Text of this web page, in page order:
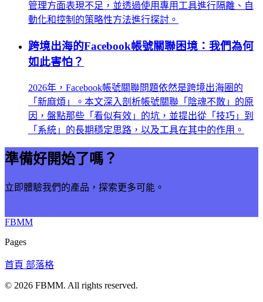
管理方面表現不足，並透過使用專用工具進行隔離、自
動化和控制的策略性方法進行探討。
跨境出海的Facebook帳號關聯困境：我們為何
如此害怕？
2026年，Facebook帳號關聯問題依然是跨境出海圈的
「新麻煩」。本文深入剖析帳號關聯「陰魂不散」的原
因，盤點那些「看似有效」的坑，並提出從「技巧」到
「系統」的長期穩定思路，以及工具在其中的作用。
準備好開始了嗎？
立即體驗我們的產品，探索更多可能。
FBMM
Pages
首頁 部落格
© 2026 FBMM. All rights reserved.